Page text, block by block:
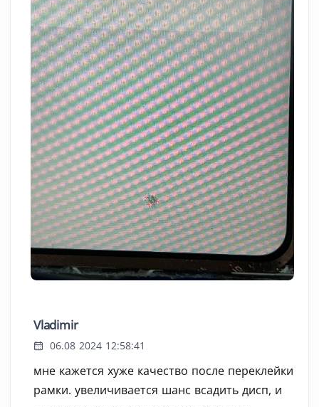
Vladimir
06.08 2024 12:58:41
мне кажется хуже качество после переклейки
рамки. увеличивается шанс всадить дисп, и